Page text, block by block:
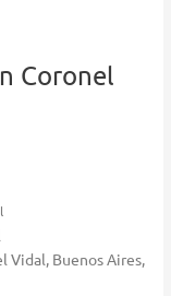
Coronel
Vidal, Buenos Aires,